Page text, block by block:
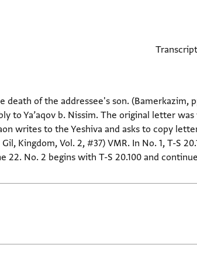
of the addressee's son. (Bamerkazim,
to Ya’aqov b. Nissim. The original letter was
writes to the Yeshiva and asks to copy
Kingdom, Vol. 2, #37) VMR. In No. 1, T-S
22. No. 2 begins with T-S 20.100 and